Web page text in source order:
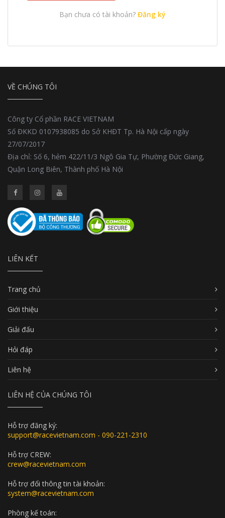
Bạn chưa có tài khoản? Đăng ký
VỀ CHÚNG TÔI
Công ty Cổ phần RACE VIETNAM
Số ĐKKD 0107938085 do Sở KHĐT Tp. Hà Nội cấp ngày
27/07/2017
Địa chỉ: Số 6, hẻm 422/11/3 Ngô Gia Tự, Phường Đức Giang,
Quận Long Biên, Thành phố Hà Nội
LIÊN KẾT
Trang chủ
Giới thiệu
Giải đấu
Hỏi đáp
Liên hệ
LIÊN HỆ CỦA CHÚNG TÔI
Hỗ trợ đăng ký:
support@racevietnam.com - 090-221-2310
Hỗ trợ CREW:
crew@racevietnam.com
Hỗ trợ đổi thông tin tài khoản:
system@racevietnam.com
Phòng kế toán: